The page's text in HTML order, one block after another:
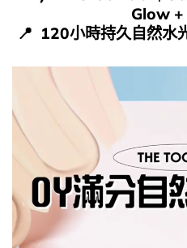
Glow
📍​ 120小時持久自然水